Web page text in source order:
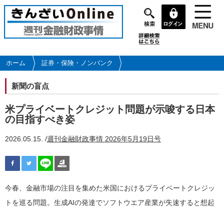
メ
イ
コ
テ
ン
に
移
ホーム 証券・保険・ノンバンク
新聞の盲点
米プライベートクレジット問題が示唆する日本
の目指すべき姿
2026.05.15. /週刊金融財政事情 2026年5月19日号
今春、金融市場の注目を集めた米国におけるプライベートクレジッ
トを巡る問題。生成AIの発達でソフトウエア産業が失速すると想起